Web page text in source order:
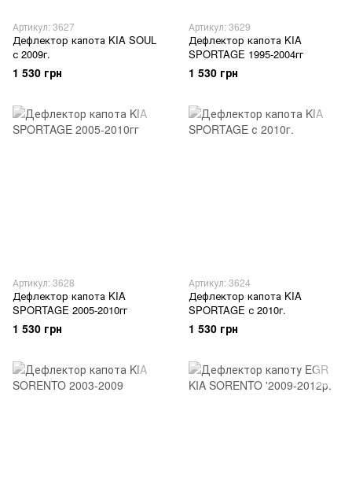
Артикул: 3627
Дефлектор капота KIA SOUL
с 2009г.
1 530 грн
Артикул: 3629
Дефлектор капота KIA
SPORTAGE 1995-2004гг
1 530 грн
Артикул: 3628
Дефлектор капота KIA
SPORTAGE 2005-2010гг
1 530 грн
Артикул: 3624
Дефлектор капота KIA
SPORTAGE с 2010г.
1 530 грн